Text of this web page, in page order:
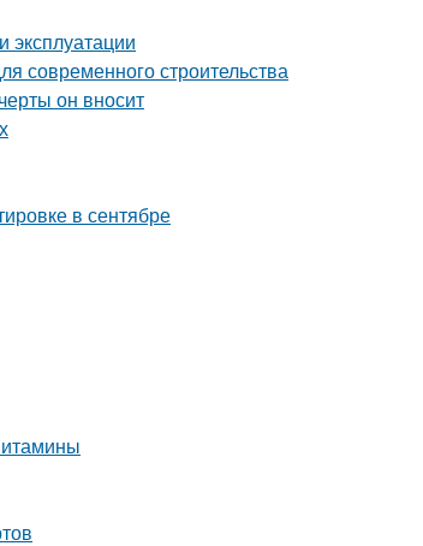
эксплуатации
современного строительства
он вносит
в сентябре